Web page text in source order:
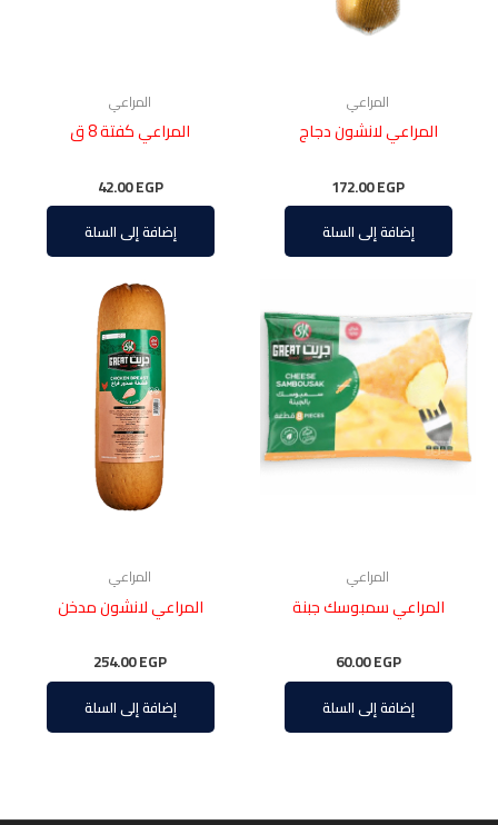
المراعي
المراعي لانشون دجاج
172.00EGP
إضافة إلى السلة
المراعي
المراعي كفتة 8 ق
42.00EGP
إضافة إلى السلة
المراعي
المراعي سمبوسك جبنة
60.00EGP
إضافة إلى السلة
المراعي
المراعي لانشون مدخن
254.00EGP
إضافة إلى السلة